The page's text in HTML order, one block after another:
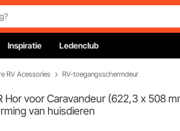
Inspiratie Ledenclub
RV Acessories RV-toegangsschermdeur
Hor voor Caravandeur (622,3 x 508
van huisdieren